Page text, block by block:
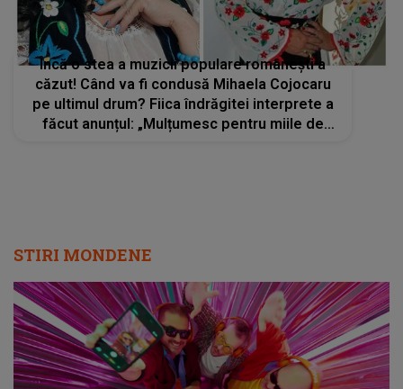
Încă o stea a muzicii populare românești a
căzut! Când va fi condusă Mihaela Cojocaru
pe ultimul drum? Fiica îndrăgitei interprete a
făcut anunțul: „Mulțumesc pentru miile de
STIRI MONDENE